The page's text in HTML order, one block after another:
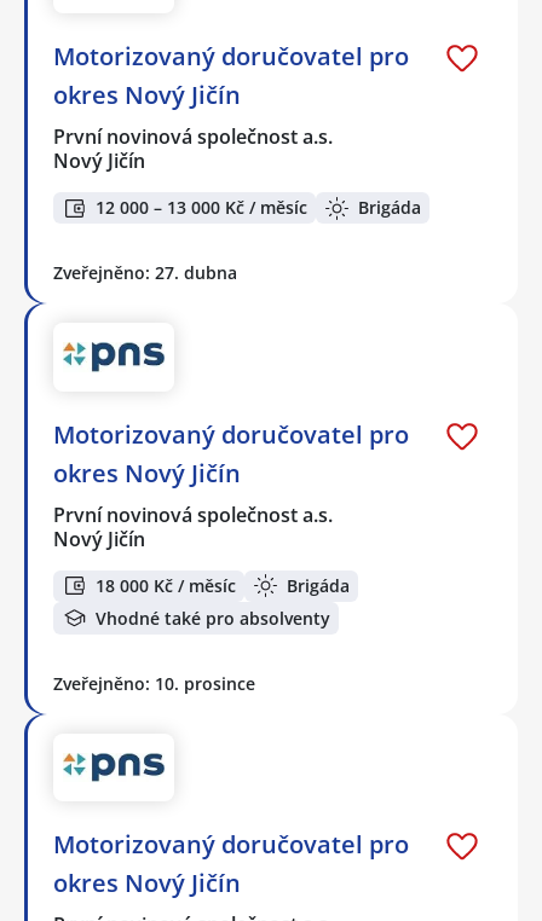
Motorizovaný doručovatel pro
okres Nový Jičín
První novinová společnost a.s.
Nový Jičín
12 000 – 13 000 Kč / měsíc Brigáda
Zveřejněno: 27. dubna
Motorizovaný doručovatel pro
okres Nový Jičín
První novinová společnost a.s.
Nový Jičín
18 000 Kč / měsíc
Brigáda
Vhodné také pro absolventy
Zveřejněno: 10. prosince
Motorizovaný doručovatel pro
okres Nový Jičín